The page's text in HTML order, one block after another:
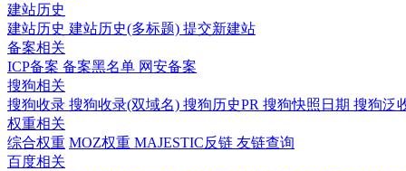
建站历史
建站历史 建站历史(多标题) 提交新建站
备案相关
ICP备案 备案黑名单 网安备案
搜狗相关
搜狗收录 搜狗收录(双域名) 搜狗历史PR 搜狗快照日期 搜狗泛
权重相关
综合权重 MOZ权重 MAJESTIC反链 友链查询
百度相关